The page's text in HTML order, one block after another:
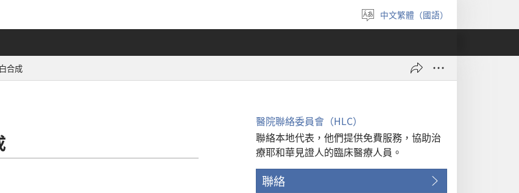
選
擇
言
中文繁體（國語）
合成
醫院聯絡委員會（HLC）
聯絡本地代表，他們提供免費服務，協助治
療耶和華見證人的臨床醫療人員。
聯絡